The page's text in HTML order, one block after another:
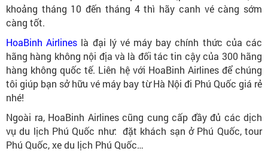
khoảng tháng 10 đến tháng 4 thì hãy canh vé càng sớm
càng tốt.
HoaBinh Airlines là đại lý vé máy bay chính thức của các
hãng hàng không nội địa và là đối tác tin cậy của 300 hãng
hàng không quốc tế. Liên hệ với HoaBinh Airlines để chúng
tôi giúp bạn sở hữu vé máy bay từ Hà Nội đi Phú Quốc giá rẻ
nhé!
Ngoài ra, HoaBinh Airlines cũng cung cấp đầy đủ các dịch
vụ du lịch Phú Quốc như: đặt khách sạn ở Phú Quốc, tour
Phú Quốc, xe du lịch Phú Quốc…